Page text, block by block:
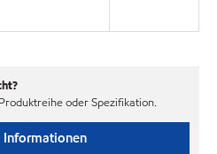
oder Spezifikation.
Informationen